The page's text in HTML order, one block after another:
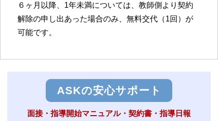
６ヶ月以降、1年未満については、教師側より契約
解除の申し出あった場合のみ、無料交代（1回）が
可能です。
ASKの安心サポート
面接・指導開始マニュアル・契約書・指導日報